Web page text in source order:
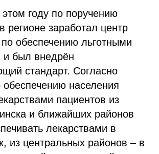
году по поручению
регионе заработал центр
обеспечению льготными
и был внедрён
стандарт. Согласно
обеспечению населения
пациентов из
и ближайших районов
лекарствами в
из центральных районов – в